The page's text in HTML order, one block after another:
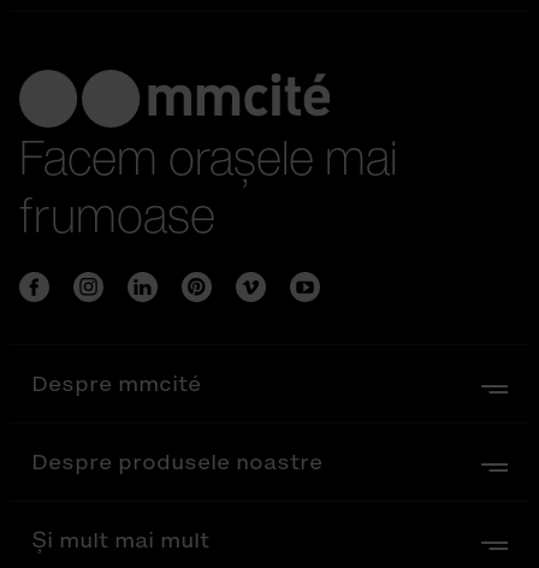
Facem orașele mai
frumoase
Despre mmcité
Despre produsele noastre
Și mult mai mult